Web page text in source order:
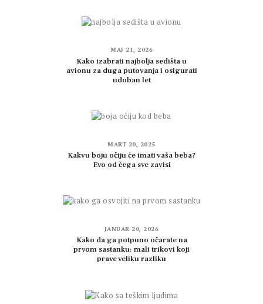
MAJ 21, 2026
Kako izabrati najbolja sedišta u
avionu za duga putovanja i osigurati
udoban let
MART 20, 2025
Kakvu boju očiju će imati vaša beba?
Evo od čega sve zavisi
JANUAR 20, 2026
Kako da ga potpuno očarate na
prvom sastanku: mali trikovi koji
prave veliku razliku